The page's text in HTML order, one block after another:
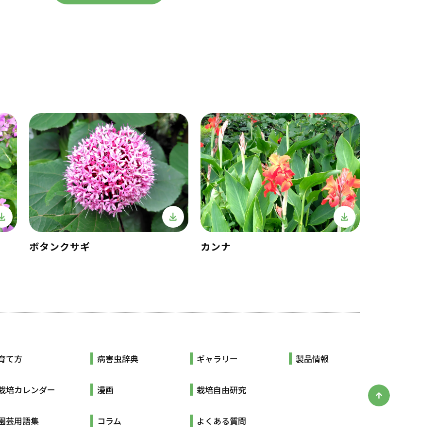
ボタンクサギ カンナ
て方
培カレンダー
芸用語集
病害虫辞典
漫画
コラム
ギャラリー
栽培自由研究
よくある質問
製品情報